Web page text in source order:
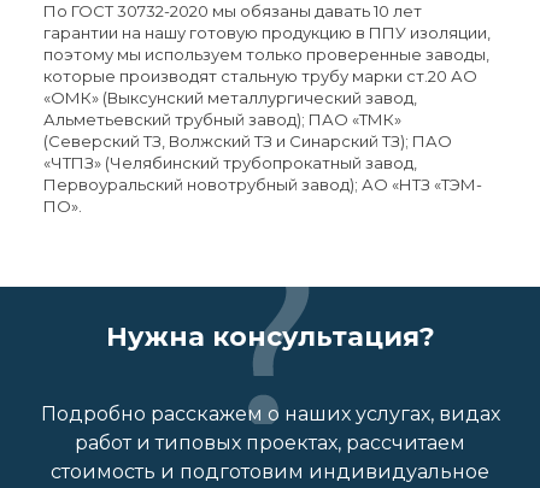
По ГОСТ 30732-2020 мы обязаны давать 10 лет
гарантии на нашу готовую продукцию в ППУ изоляции,
поэтому мы используем только проверенные заводы,
которые производят стальную трубу марки ст.20 АО
«ОМК» (Выксунский металлургический завод,
Альметьевский трубный завод); ПАО «ТМК»
(Северский ТЗ, Волжский ТЗ и Синарский ТЗ); ПАО
«ЧТПЗ» (Челябинский трубопрокатный завод,
Первоуральский новотрубный завод); АО «НТЗ «ТЭМ-
ПО».
Нужна консультация?
Подробно расскажем о наших услугах, видах
работ и типовых проектах, рассчитаем
стоимость и подготовим индивидуальное